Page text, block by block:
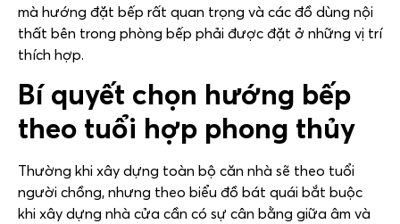
mà hướng đặt bếp rất quan trọng và các đồ dùng nội
thất bên trong phòng bếp phải được đặt ở những vị trí
thích hợp.
Bí quyết chọn hướng bếp
theo tuổi hợp phong thủy
Thường khi xây dựng toàn bộ căn nhà sẽ theo tuổi
người chồng, nhưng theo biểu đồ bát quái bắt buộc
khi xây dựng nhà cửa cần có sự cân bằng giữa âm và